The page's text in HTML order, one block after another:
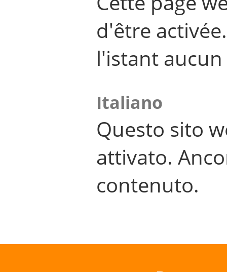
d'être
l'istant
Italiano
Questo sito
attivato.
contenuto.